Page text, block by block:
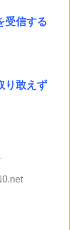
受信する
り敢えず